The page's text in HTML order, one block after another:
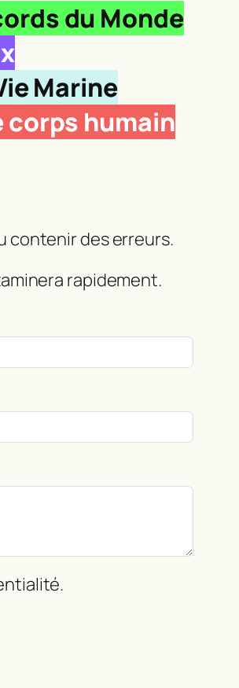
du Monde
Marine
corps humain
contenir des erreurs.
rapidement.